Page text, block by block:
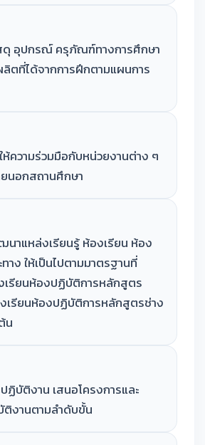
ดุ อุปกรณ์ ครุภัณฑ์ทางการศึกษา
ลิตที่ได้จากการฝึกตามแผนการ
ห้ความร่วมมือกับหน่วยงานต่าง ๆ
นอกสถานศึกษา
าแหล่งเรียนรู้ ห้องเรียน ห้อง
าง ให้เป็นไปตามมาตรฐานที่
เรียนห้องปฏิบัติการหลักสูตร
เรียนห้องปฏิบัติการหลักสูตรช่าง
น
บัติงาน เสนอโครงการและ
ติงานตามลำดับขั้น